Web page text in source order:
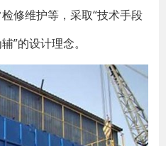
修维护等，采取“技术手段
”的设计理念。